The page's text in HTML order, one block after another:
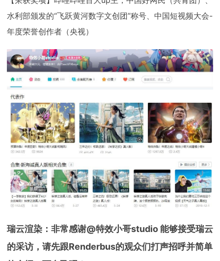
水利部颁发的“飞跃黄河数字文创团”称号、中国短视频大会-
年度荣誉创作者（央视）
瑞云渲染：非常感谢@特效小哥studio 能够接受瑞云
的采访，请先跟Renderbus的观众们打声招呼并简单